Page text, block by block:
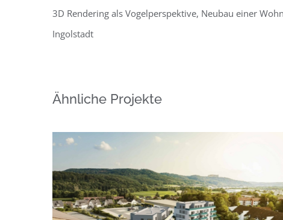
3D Rendering als Vogelperspektive, Neubau einer
Ingolstadt
Ähnliche Projekte